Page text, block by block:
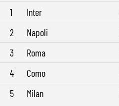
1 Inter
2
Napoli
3
Roma
4
Como
5
Milan